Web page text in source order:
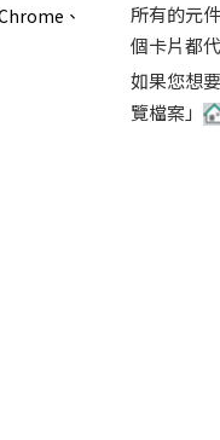
、
所有的元
個卡片都
如果您想
覽檔案」